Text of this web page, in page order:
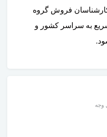
فروش گروه
سریع به سراسر کشور و
وجه